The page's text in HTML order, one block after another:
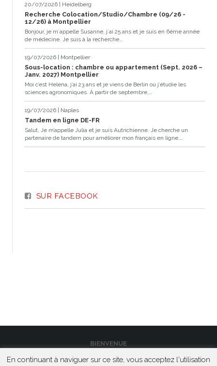
20/07/2026 | Heidelberg
Recherche Colocation/Studio/Chambre (09/26 -
12/26) à Montpellier
Bonjour, je m´appelle Susanne, j´ai 25 ans et je suis en 6ème année
de médecine. Je suis à la recherche…
19/07/2026 | Montpellier
Sous-location : chambre ou appartement (Sept. 2026 –
Janv. 2027) Montpellier
Moi c’est Helena, j’ai 23 ans et je viens de Berlin où j’étudie les
sciences agronomiques. À partir de septembre,…
19/07/2026 | Naples
Tandem en ligne DE-FR
Salut, Je m’appelle Julia et je suis Autrichienne. Je cherche un
partenaire de tandem pour améliorer mon français en ligne.…
SUR FACEBOOK
BIENVENUE
CONTACT
En continuant à naviguer sur ce site, vous acceptez l'utilisation